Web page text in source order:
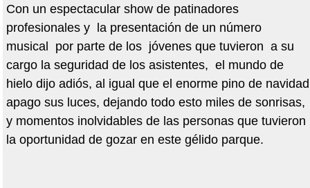
Con un espectacular show de patinadores
profesionales y la presentación de un número
musical por parte de los jóvenes que tuvieron a su
cargo la seguridad de los asistentes, el mundo de
hielo dijo adiós, al igual que el enorme pino de navidad
apago sus luces, dejando todo esto miles de sonrisas,
y momentos inolvidables de las personas que tuvieron
la oportunidad de gozar en este gélido parque.